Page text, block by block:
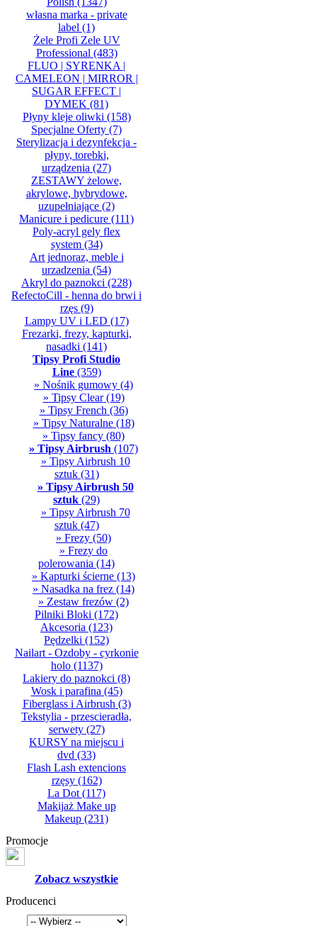
własna marka - private
label (1)
Żele Profi Zele UV
Professional (483)
FLUO | SYRENKA |
CAMELEON | MIRROR |
SUGAR EFFECT |
DYMEK (81)
Płyny kleje oliwki (158)
Specjalne Oferty (7)
Sterylizacja i dezynfekcja -
płyny, torebki,
urządzenia (27)
ZESTAWY żelowe,
akrylowe, hybrydowe,
uzupełniające (2)
Manicure i pedicure (111)
Poly-acryl gely flex
system(34)
Art jednoraz, meble i
urzadzenia (54)
Akryl do paznokci (228)
RefectoCill - henna do brwi i
rzęs(9)
Lampy UV i LED (17)
Frezarki, frezy, kapturki,
nasadki (141)
Tipsy Profi Studio
Line(359)
» Nośnik gumowy (4)
» Tipsy Clear(19)
» Tipsy French (36)
» Tipsy Naturalne(18)
» Tipsy fancy (80)
» Tipsy Airbrush (107)
» Tipsy Airbrush 10
sztuk(31)
» Tipsy Airbrush 50
sztuk (29)
» Tipsy Airbrush 70
sztuk(47)
» Frezy (50)
» Frezy do
polerowania (14)
» Kapturki ścierne (13)
» Nasadka na frez (14)
» Zestaw frezów (2)
Pilniki Bloki (172)
Akcesoria (123)
Pędzelki (152)
Nailart - Ozdoby - cyrkonie
holo(1137)
Lakiery do paznokci (8)
Wosk i parafina (45)
Fiberglass i Airbrush (3)
Tekstylia - przescieradła,
serwety(27)
KURSY na miejscu i
dvd (33)
Flash Lash extencions
rzęsy(162)
La Dot (117)
Makijaż Make up
Makeup (231)
Promocje
Zobacz wszystkie
Producenci